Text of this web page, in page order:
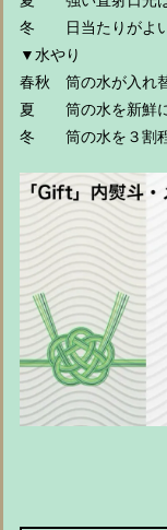
冬 日当たりがよ
▼水やり
春秋 筒の水が入れ
夏 筒の水を新鮮に
冬 筒の水を３割程